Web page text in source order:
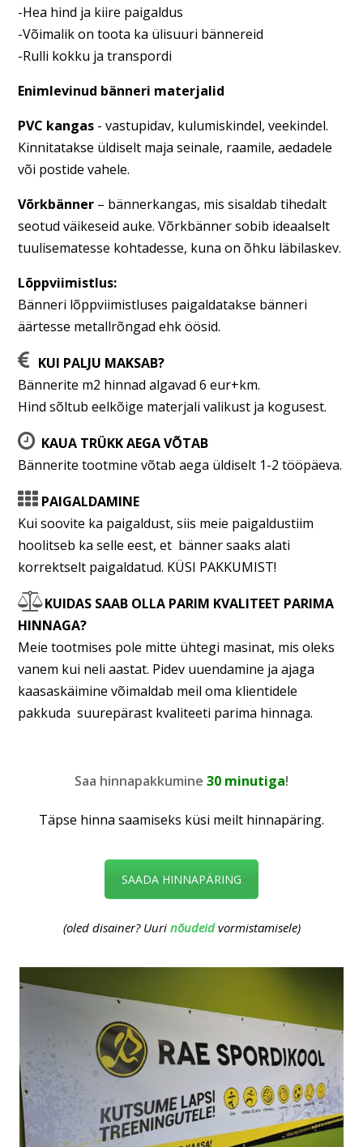
-Hea hind ja kiire paigaldus
-Võimalik on toota ka ülisuuri bännereid
-Rulli kokku ja transpordi
Enimlevinud bänneri materjalid
PVC kangas­- vastupidav, kulumiskindel, veekindel.
Kinnitatakse üldiselt maja seinale, raamile, aedadele
või postide vahele.
Võrkbänner– ­bännerkangas, mis sisaldab tihedalt
seotud väikeseid auke. Võrkbänner sobib ideaalselt
tuulisematesse kohtadesse, kuna on õhku läbilaskev.
Lõppviimistlus:
Bänneri lõppviimistluses paigaldatakse bänneri
äärtesse metallrõngad ehk öösid.
KUI PALJU MAKSAB?
Bännerite m2 hinnad algavad 6 eur+km.
Hind sõltub eelkõige materjali valikust ja kogusest.
KAUA TRÜKK AEGA VÕTAB
Bännerite tootmine võtab aega üldiselt 1-­2 tööpäeva.
PAIGALDAMINE
Kui soovite ka paigaldust, siis meie paigaldustiim
hoolitseb ka selle eest, et bänner saaks alati
korrektselt paigaldatud. KÜSI PAKKUMIST!
KUIDAS SAAB OLLA PARIM KVALITEET PARIMA
HINNAGA?
Meie tootmises pole mitte ühtegi masinat, mis oleks
vanem kui neli aastat. Pidev uuendamine ja ajaga
kaasaskäimine võimaldab meil oma klientidele
pakkuda suurepärast kvaliteeti parima hinnaga.
Saa hinnapakkumine 30 minutiga!
Täpse hinna saamiseks küsi meilt hinnapäring.
SAADA HINNAPÄRING
(oled disainer? Uuri nõudeidvormistamisele)